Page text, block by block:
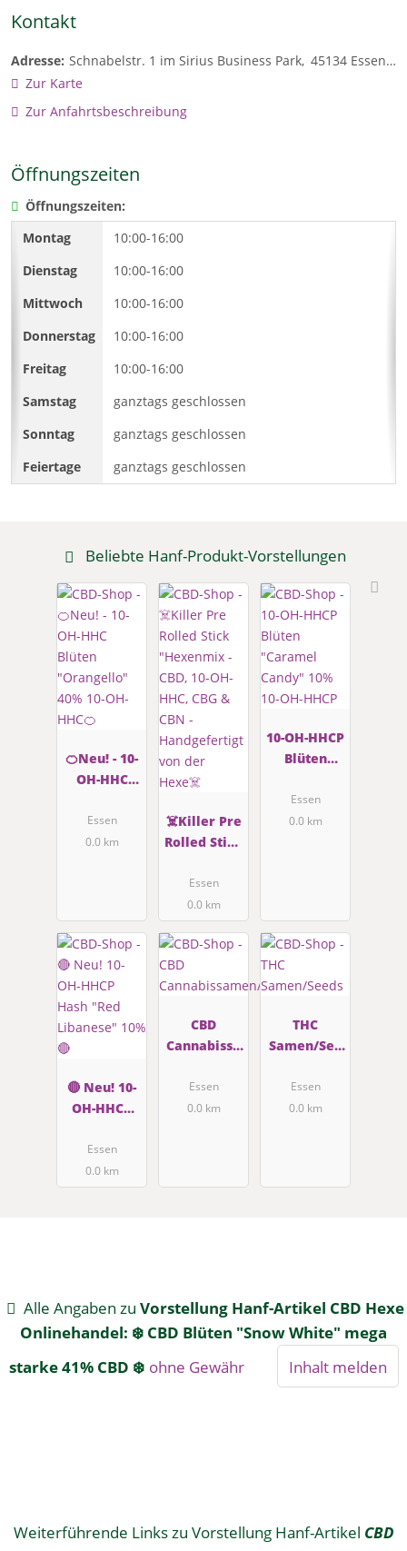
Kontakt
Adresse: Schnabelstr. 1 im Sirius Business Park 45134 Essen
Zur Karte
Zur Anfahrtsbeschreibung
Öffnungszeiten
Öffnungszeiten:
10:00-16:00
10:00-16:00
10:00-16:00
10:00-16:00
10:00-16:00
ganztags geschlossen
ganztags geschlossen
ganztags geschlossen
Beliebte Hanf-Produkt-Vorstellungen
🍊Neu! - 10-
OH-HHC
"Orangello"
40% 10-OH-
Essen
0.0 km
☠️Killer Pre
Rolled Stick
- CBD, 10-
OH-HHC,
CBG & CBN -
Handgeferti
gt von der
Hexe☠️
Essen
0.0 km
10-OH-HHCP
Blüten
Candy" 10%
10-OH-HHCP
Essen
0.0 km
🔴 Neu! 10-
OH-HHCP
Libanese"
10% 🔴
Essen
0.0 km
CBD
Cannabissa
Essen
0.0 km
THC
Samen/See
Essen
0.0 km
Alle Angaben zu Vorstellung Hanf-Artikel CBD Hexe
Onlinehandel: ❄️ CBD Blüten "Snow White" mega
starke 41% CBD ❄️ ohne Gewähr Inhalt melden
Weiterführende Links zu Vorstellung Hanf-Artikel CBD